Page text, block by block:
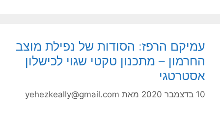
עמיקם הרפז: הסודות של נפילת מוצב
החרמון – מתכנון טקטי שגוי לכישלון
אסטרטגי
10 בדצמבר 2020 מאת yehezkeally@gmail.com